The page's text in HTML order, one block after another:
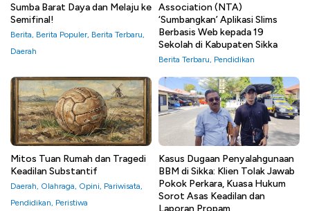
Sumba Barat Daya dan Melaju ke
Semifinal!
Berita, Berita Populer, Berita Terbaru,
Daerah
Association (NTA)
‘Sumbangkan’ Aplikasi Slims
Berbasis Web kepada 19
Sekolah di Kabupaten Sikka
Berita Terbaru, Pendidikan
Mitos Tuan Rumah dan Tragedi
Keadilan Substantif
Daerah, Olahraga, Opini, Pariwisata,
Pendidikan, Peristiwa
Kasus Dugaan Penyalahgunaan
BBM di Sikka: Klien Tolak Jawab
Pokok Perkara, Kuasa Hukum
Sorot Asas Keadilan dan
Laporan Propam